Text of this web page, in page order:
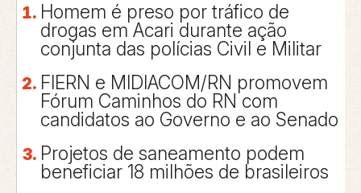
Homem é preso por tráfico de
drogas em Acari durante ação
conjunta das polícias Civil e Militar
FIERN e MIDIACOM/RN promovem
Fórum Caminhos do RN com
candidatos ao Governo e ao Senado
Projetos de saneamento podem
beneficiar 18 milhões de brasileiros